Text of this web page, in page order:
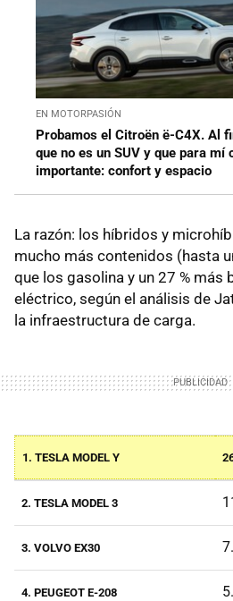
EN MOTORPASIÓN
Probamos el Citroën ë-C4X. Al
que no es un SUV y que para mí
importante: confort y espacio
La razón: los híbridos y
mucho más contenidos (hasta
que los gasolina y un 27 % más
eléctrico, según el análisis de
la infraestructura de carga.
1. TESLA MODEL Y
2. TESLA MODEL 3
3. VOLVO EX30
4. PEUGEOT E-208